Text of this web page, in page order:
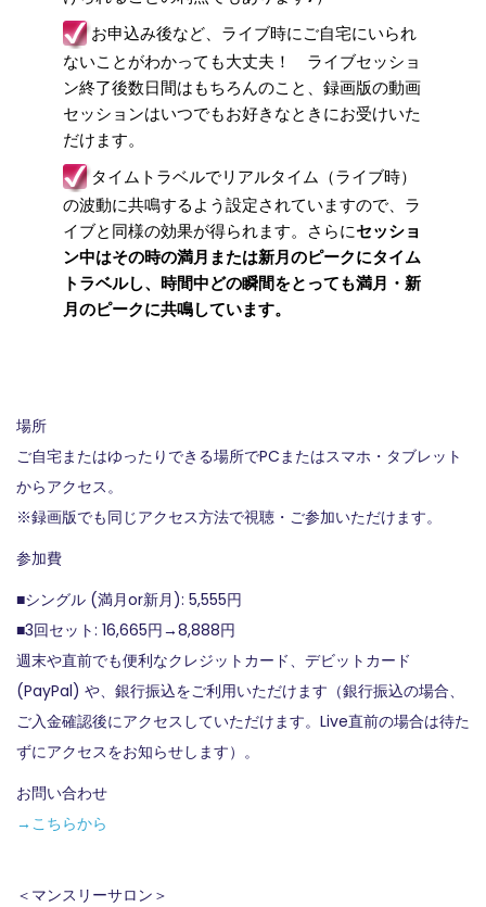
お申込み後など、ライブ時にご自宅にいられ
ないことがわかっても大丈夫！ ライブセッショ
ン終了後数日間はもちろんのこと、録画版の動画
セッションはいつでもお好きなときにお受けいた
だけます。
タイムトラベルでリアルタイム（ライブ時）
の波動に共鳴するよう設定されていますので、ラ
イブと同様の効果が得られます。さらにセッショ
ン中はその時の満月または新月のピークにタイム
トラベルし、時間中どの瞬間をとっても満月・新
月のピークに共鳴しています。
場所
ご自宅またはゆったりできる場所でPCまたはスマホ・タブレット
からアクセス。
※録画版でも同じアクセス方法で視聴・ご参加いただけます。
参加費
■シングル (満月or新月): 5,555円
■3回セット: 16,665円→8,888円
週末や直前でも便利なクレジットカード、デビットカード
(PayPal) や、銀行振込をご利用いただけます（銀行振込の場合、
ご入金確認後にアクセスしていただけます。Live直前の場合は待た
ずにアクセスをお知らせします）。
お問い合わせ
→こちらから
＜マンスリーサロン＞